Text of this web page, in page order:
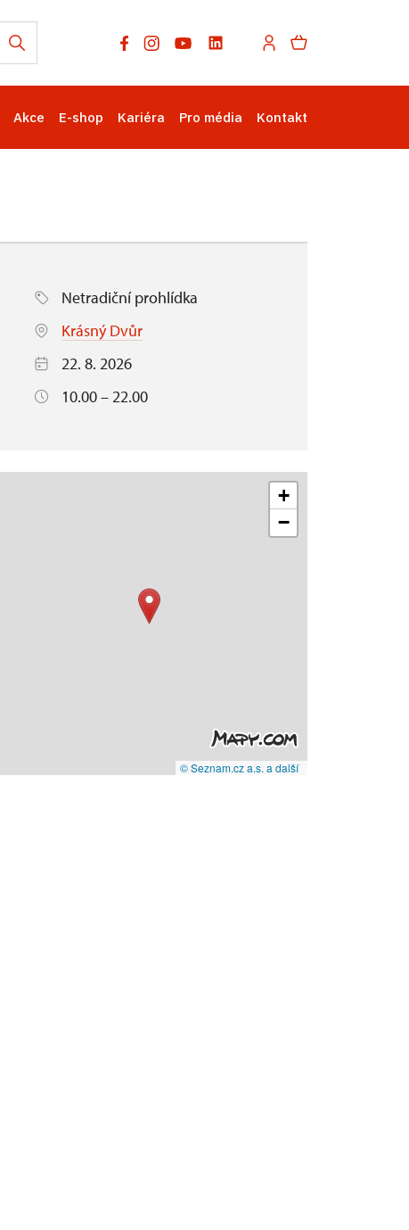
Akce E-shop Kariéra Pro média Kontakt
Netradiční prohlídka
Krásný Dvůr
22. 8. 2026
10.00 – 22.00
+
−
© Seznam.cz a.s. a další